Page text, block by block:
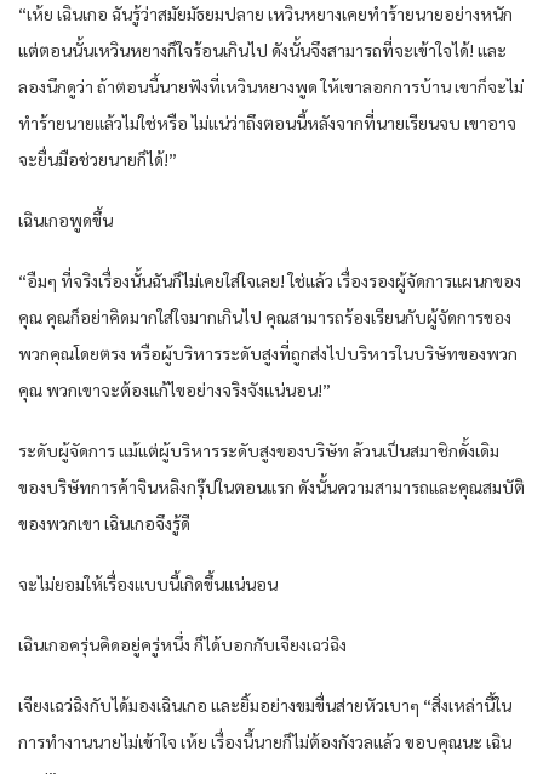
“เห้ย เฉินเกอ ฉันรู้ว่าสมัยมัธยมปลาย เหวินหยางเคยทำร้ายนายอย่างหนัก
แต่ตอนนั้นเหวินหยางก็ใจร้อนเกินไป ดังนั้นจึงสามารถที่จะเข้าใจได้! และ
ลองนึกดูว่า ถ้าตอนนี้นายฟังที่เหวินหยางพูด ให้เขาลอกการบ้าน เขาก็จะไม่
ทำร้ายนายแล้วไม่ใช่หรือ ไม่แน่ว่าถึงตอนนี้หลังจากที่นายเรียนจบ เขาอาจ
จะยื่นมือช่วยนายก็ได้!”
เฉินเกอพูดขึ้น
“อืมๆ ที่จริงเรื่องนั้นฉันก็ไม่เคยใส่ใจเลย! ใช่แล้ว เรื่องรองผู้จัดการแผนกของ
คุณ คุณก็อย่าคิดมากใส่ใจมากเกินไป คุณสามารถร้องเรียนกับผู้จัดการของ
พวกคุณโดยตรง หรือผู้บริหารระดับสูงที่ถูกส่งไปบริหารในบริษัทของพวก
คุณ พวกเขาจะต้องแก้ไขอย่างจริงจังแน่นอน!”
ระดับผู้จัดการ แม้แต่ผู้บริหารระดับสูงของบริษัท ล้วนเป็นสมาชิกดั้งเดิม
ของบริษัทการค้าจินหลิงกรุ๊ปในตอนแรก ดังนั้นความสามารถและคุณสมบัติ
ของพวกเขา เฉินเกอจึงรู้ดี
จะไม่ยอมให้เรื่องแบบนี้เกิดขึ้นแน่นอน
เฉินเกอครุ่นคิดอยู่ครู่หนึ่ง ก็ได้บอกกับเจียงเฉว่ฉิง
เจียงเฉว่ฉิงกับได้มองเฉินเกอ และยิ้มอย่างขมขื่นส่ายหัวเบาๆ “สิ่งเหล่านี้ใน
การทำงานนายไม่เข้าใจ เห้ย เรื่องนี้นายก็ไม่ต้องกังวลแล้ว ขอบคุณนะ เฉิน